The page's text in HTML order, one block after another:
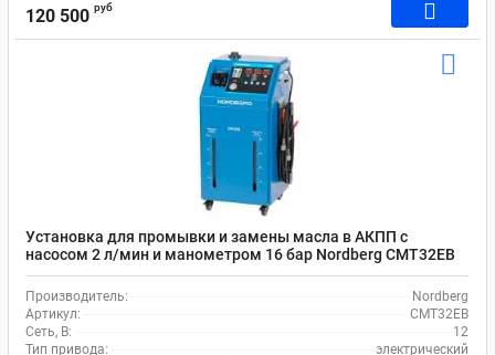
120 500 руб
Установка для промывки и замены масла в АКПП с
насосом 2 л/мин и манометром 16 бар Nordberg CMT32EB
Производитель:
Nordberg
Артикул:
CMT32EB
Сеть, В:
12
Тип привода:
электрический